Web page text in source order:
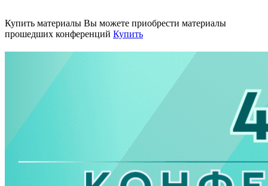
Купить материалы Вы можете приобрести материалы
прошедших конференций Купить